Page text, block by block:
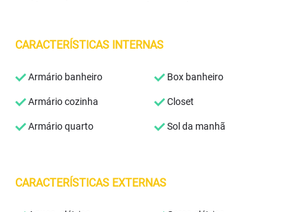
CARACTERÍSTICAS INTERNAS
Armário banheiro Box banheiro
Armário cozinha Closet
Armário quarto Sol da manhã
CARACTERÍSTICAS EXTERNAS